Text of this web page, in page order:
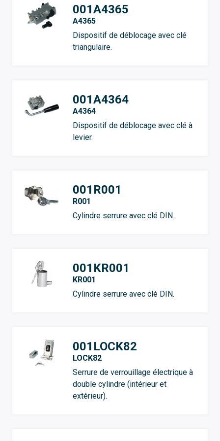
001A4365
A4365
Dispositif de déblocage avec clé
triangulaire.
001A4364
A4364
Dispositif de déblocage avec clé à
levier.
001R001
R001
Cylindre serrure avec clé DIN.
001KR001
KR001
Cylindre serrure avec clé DIN.
001LOCK82
LOCK82
Serrure de verrouillage électrique à
double cylindre (intérieur et
extérieur).